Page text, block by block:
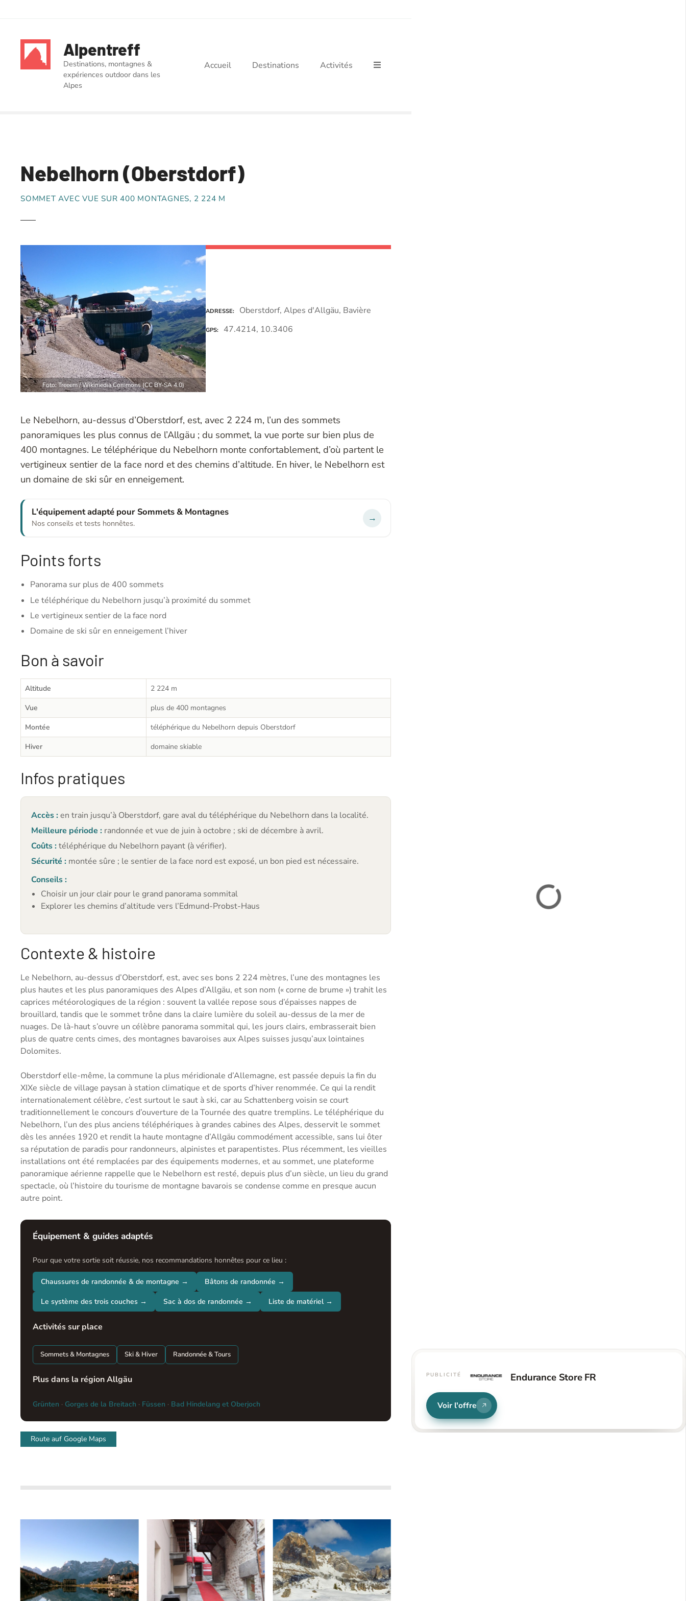
Alpentreff
Destinations, montagnes &
expériences outdoor dans les
Alpes
Accueil Destinations Activités
Nebelhorn (Oberstdorf)
SOMMET AVEC VUE SUR 400 MONTAGNES, 2 224 M
Foto: Treeem / Wikimedia Commons (CC BY-SA 4.0)
ADRESSE Oberstdorf, Alpes d'Allgäu, Bavière
GPS 47.4214, 10.3406
Le Nebelhorn, au-dessus d’Oberstdorf, est, avec 2 224 m, l’un des sommets
panoramiques les plus connus de l’Allgäu ; du sommet, la vue porte sur bien plus de
400 montagnes. Le téléphérique du Nebelhorn monte confortablement, d’où partent le
vertigineux sentier de la face nord et des chemins d’altitude. En hiver, le Nebelhorn est
un domaine de ski sûr en enneigement.
L'équipement adapté pour Sommets & Montagnes
Nos conseils et tests honnêtes. →
Points forts
Panorama sur plus de 400 sommets
Le téléphérique du Nebelhorn jusqu’à proximité du sommet
Le vertigineux sentier de la face nord
Domaine de ski sûr en enneigement l’hiver
Bon à savoir
Altitude
2 224 m
Vue
plus de 400 montagnes
Montée
téléphérique du Nebelhorn depuis Oberstdorf
Hiver
domaine skiable
Infos pratiques
Accès :en train jusqu’à Oberstdorf, gare aval du téléphérique du Nebelhorn dans la localité.
Meilleure période : randonnée et vue de juin à octobre ; ski de décembre à avril.
Coûts :téléphérique du Nebelhorn payant (à vérifier).
Sécurité : montée sûre ; le sentier de la face nord est exposé, un bon pied est nécessaire.
Conseils :
Choisir un jour clair pour le grand panorama sommital
Explorer les chemins d’altitude vers l’Edmund-Probst-Haus
Contexte & histoire
Le Nebelhorn, au-dessus d’Oberstdorf, est, avec ses bons 2 224 mètres, l’une des montagnes les
plus hautes et les plus panoramiques des Alpes d’Allgäu, et son nom (« corne de brume ») trahit les
caprices météorologiques de la région : souvent la vallée repose sous d’épaisses nappes de
brouillard, tandis que le sommet trône dans la claire lumière du soleil au-dessus de la mer de
nuages. De là-haut s’ouvre un célèbre panorama sommital qui, les jours clairs, embrasserait bien
plus de quatre cents cimes, des montagnes bavaroises aux Alpes suisses jusqu’aux lointaines
Dolomites.
Oberstdorf elle-même, la commune la plus méridionale d’Allemagne, est passée depuis la fin du
XIXe siècle de village paysan à station climatique et de sports d’hiver renommée. Ce qui la rendit
internationalement célèbre, c’est surtout le saut à ski, car au Schattenberg voisin se court
traditionnellement le concours d’ouverture de la Tournée des quatre tremplins. Le téléphérique du
Nebelhorn, l’un des plus anciens téléphériques à grandes cabines des Alpes, desservit le sommet
dès les années 1920 et rendit la haute montagne d’Allgäu commodément accessible, sans lui ôter
sa réputation de paradis pour randonneurs, alpinistes et parapentistes. Plus récemment, les vieilles
installations ont été remplacées par des équipements modernes, et au sommet, une plateforme
panoramique aérienne rappelle que le Nebelhorn est resté, depuis plus d’un siècle, un lieu du grand
spectacle, où l’histoire du tourisme de montagne bavarois se condense comme en presque aucun
autre point.
Équipement & guides adaptés
Pour que votre sortie soit réussie, nos recommandations honnêtes pour ce lieu :
Chaussures de randonnée & de montagne → Bâtons de randonnée →
Le système des trois couches → Sac à dos de randonnée → Liste de matériel →
Activités sur place
Sommets & Montagnes Ski & Hiver Randonnée & Tours
Plus dans la région Allgäu
Grünten · Gorges de la Breitach · Füssen · Bad Hindelang et Oberjoch
Route auf Google Maps
PUBLICITÉ Endurance Store FR
Voir l'offre